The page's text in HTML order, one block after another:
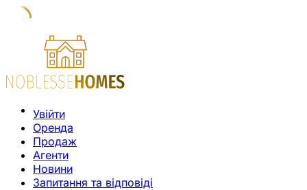
Увійти
Оренда
Продаж
Агенти
Новини
Запитання та відповіді